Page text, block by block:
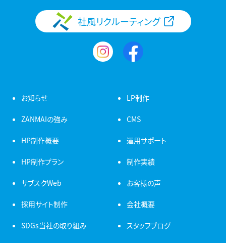
社風リクルーティング
お知らせ
ZANMAIの強み
HP制作概要
HP制作プラン
サブスクWeb
採用サイト制作
LP制作
CMS
運用サポート
制作実績
お客様の声
会社概要
SDGs当社の取り組み スタッフブログ